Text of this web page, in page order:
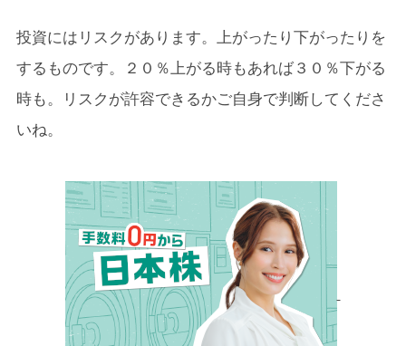
投資にはリスクがあります。上がったり下がったりを
するものです。２０％上がる時もあれば３０％下がる
時も。リスクが許容できるかご自身で判断してくださ
いね。